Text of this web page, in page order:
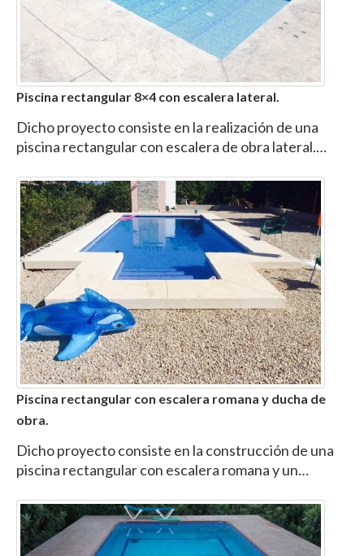
Piscina rectangular 8×4 con escalera lateral.
Dicho proyecto consiste en la realización de una
piscina rectangular con escalera de obra lateral.…
Piscina rectangular con escalera romana y ducha de
obra.
Dicho proyecto consiste en la construcción de una
piscina rectangular con escalera romana y un…